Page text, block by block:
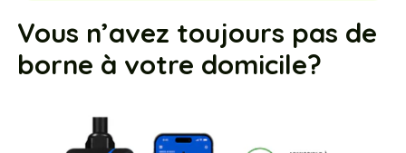
Vous n’avez toujours pas de
borne à votre domicile?